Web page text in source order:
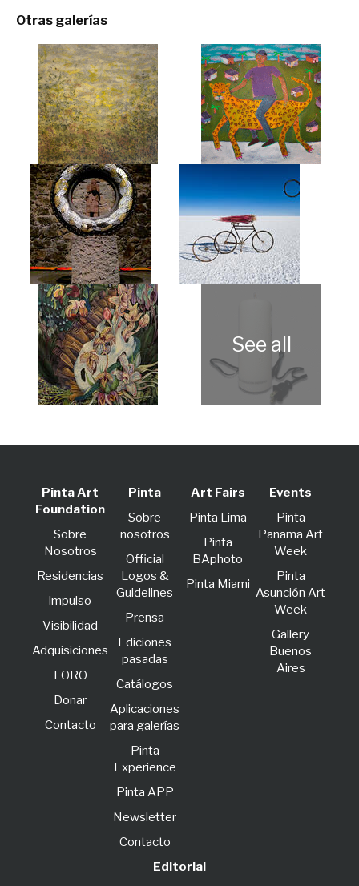
Otras galerías
Pinta Art
Foundation
Sobre
Nosotros
Residencias
lmpulso
Visibilidad
Adquisiciones
FORO
Donar
Contacto
Pinta
Sobre
nosotros
Official
Logos &
Guidelines
Prensa
Ediciones
pasadas
Catálogos
Aplicaciones
para galerías
Pinta
Experience
Pinta APP
Newsletter
Contacto
Art Fairs
Pinta Lima
Pinta
BAphoto
Pinta Miami
Events
Pinta
Panama Art
Week
Pinta
Asunción Art
Week
Gallery
Buenos
Aires
Editorial